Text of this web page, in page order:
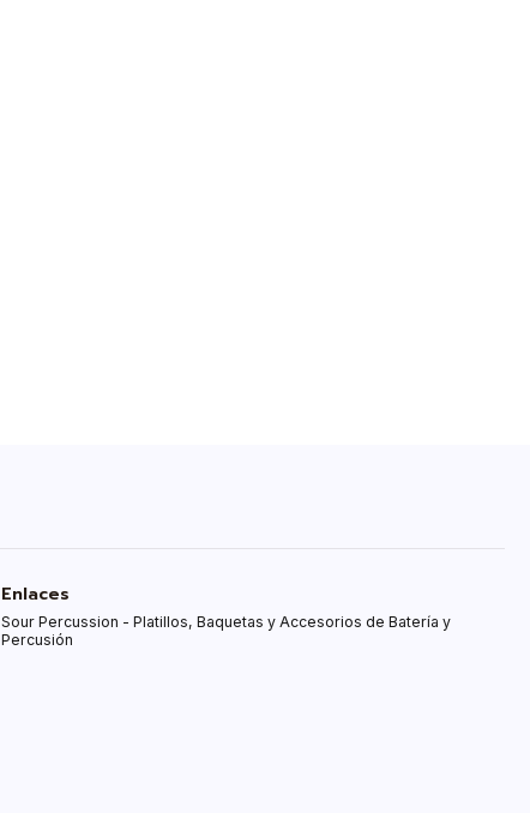
Enlaces
Sour Percussion - Platillos, Baquetas y Accesorios de Batería y
Percusión